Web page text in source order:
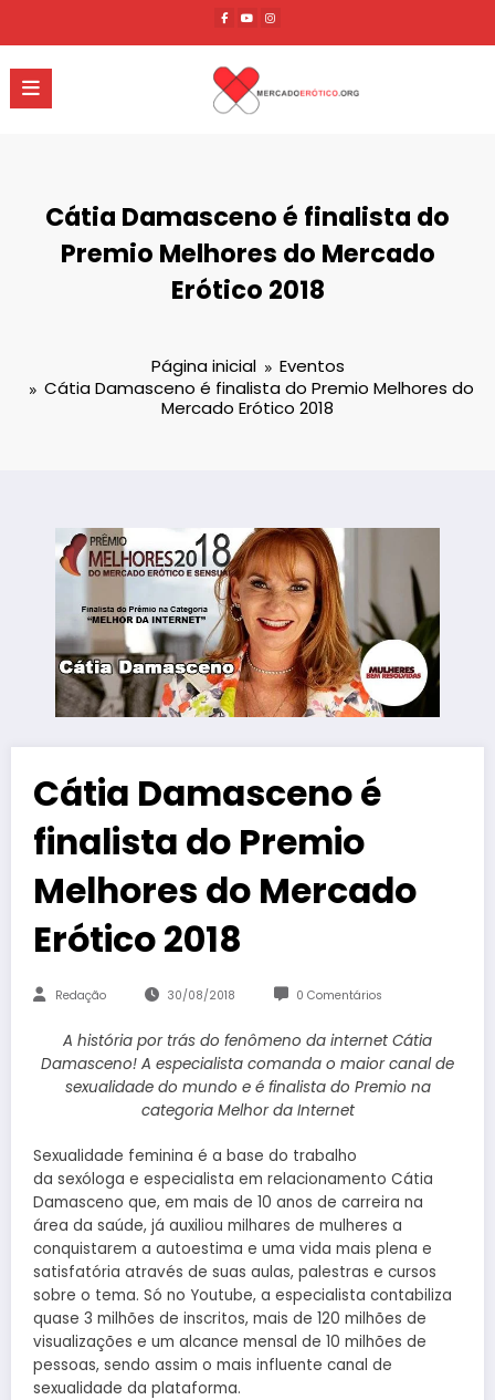
o
conteúdo
Cátia Damasceno é finalista do
Premio Melhores do Mercado
Erótico 2018
Página inicial
Eventos
Cátia Damasceno é finalista do Premio Melhores do
Mercado Erótico 2018
Cátia Damasceno é
finalista do Premio
Melhores do Mercado
Erótico 2018
Redação 30/08/2018 0 Comentários
A história por trás do fenômeno da internet Cátia
Damasceno! A especialista comanda o maior canal de
sexualidade do mundo e é finalista do Premio na
categoria Melhor da Internet
Sexualidade feminina é a base do trabalho
da sexóloga e especialista em relacionamento Cátia
Damasceno que, em mais de 10 anos de carreira na
área da saúde, já auxiliou milhares de mulheres a
conquistarem a autoestima e uma vida mais plena e
satisfatória através de suas aulas, palestras e cursos
sobre o tema. Só no Youtube, a especialista contabiliza
quase 3 milhões de inscritos, mais de 120 milhões de
visualizações e um alcance mensal de 10 milhões de
pessoas, sendo assim o mais influente canal de
sexualidade da plataforma.